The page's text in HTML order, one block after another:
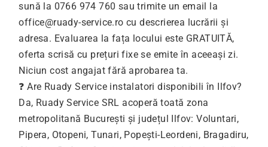
sună la 0766 974 760 sau trimite un email la
office@ruady-service.ro cu descrierea lucrării și
adresa. Evaluarea la fața locului este GRATUITĂ,
oferta scrisă cu prețuri fixe se emite în aceeași zi.
Niciun cost angajat fără aprobarea ta.
❓ Are Ruady Service instalatori disponibili în Ilfov?
Da, Ruady Service SRL acoperă toată zona
metropolitană București și județul Ilfov: Voluntari,
Pipera, Otopeni, Tunari, Popești-Leordeni, Bragadiru,